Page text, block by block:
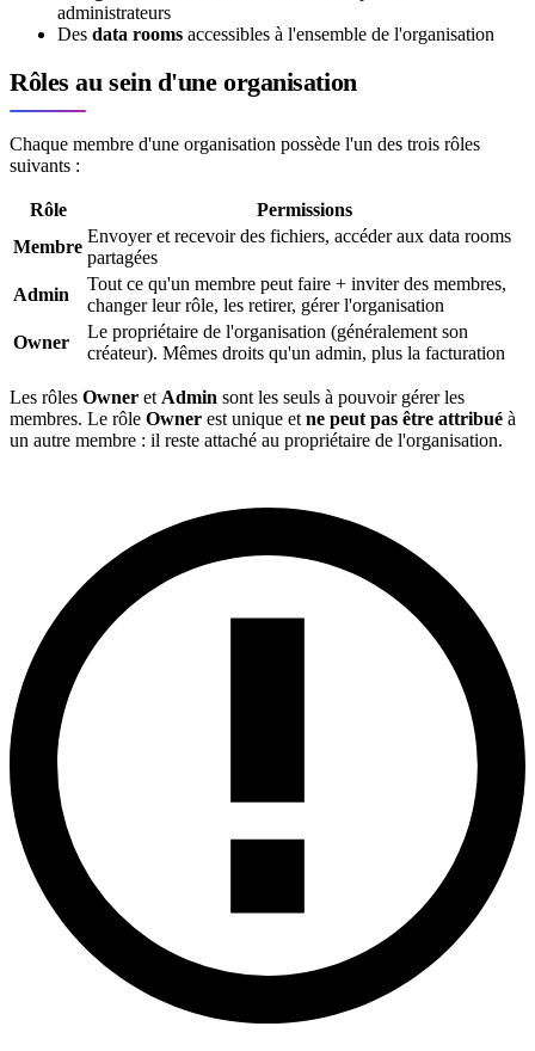
administrateurs
Des data rooms accessibles à l'ensemble de l'organisation
Rôles au sein d'une organisation
Chaque membre d'une organisation possède l'un des trois rôles
suivants :
Rôle
Permissions
Membre
Envoyer et recevoir des fichiers, accéder aux data rooms
partagées
Admin
Tout ce qu'un membre peut faire + inviter des membres,
changer leur rôle, les retirer, gérer l'organisation
Owner
Le propriétaire de l'organisation (généralement son
créateur). Mêmes droits qu'un admin, plus la facturation
Les rôles Owner et Admin sont les seuls à pouvoir gérer les
membres. Le rôle Owner est unique et ne peut pas être attribué à
un autre membre : il reste attaché au propriétaire de l'organisation.